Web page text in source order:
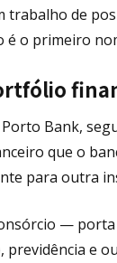
trabalho de
o primeiro
Bank,
que o
para outra
— porta
previdência e